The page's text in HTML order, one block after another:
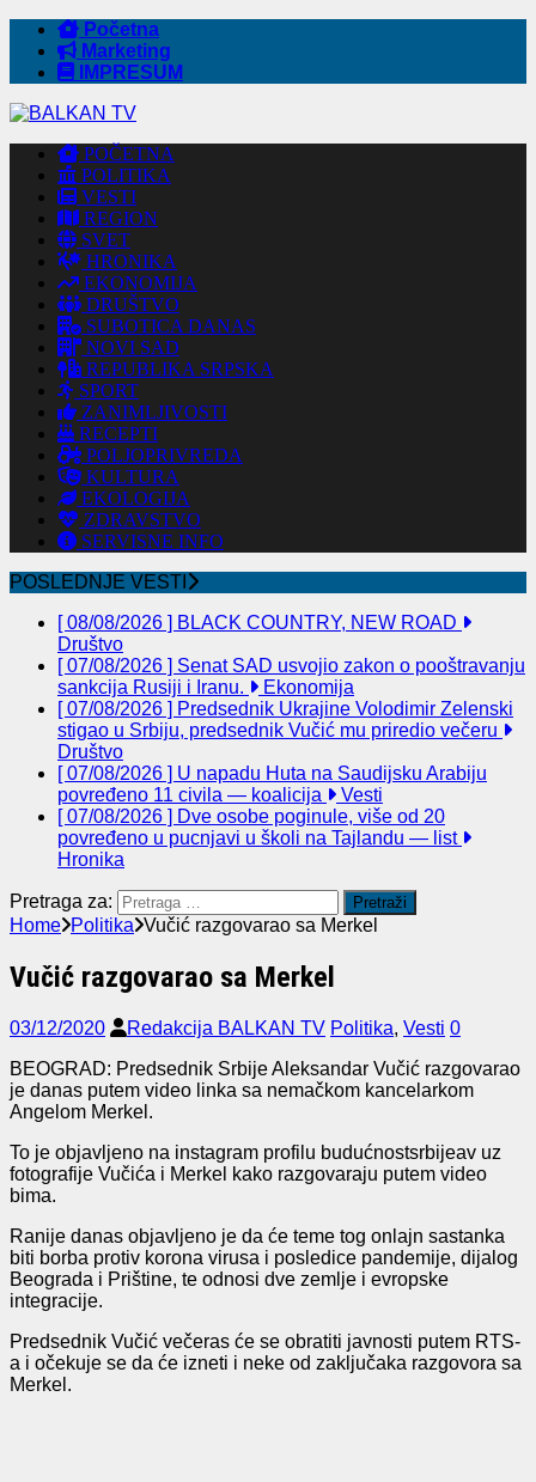
Početna
Marketing
IMPRESUM
POČETNA
POLITIKA
VESTI
REGION
SVET
HRONIKA
EKONOMIJA
DRUŠTVO
SUBOTICA DANAS
NOVI SAD
REPUBLIKA SRPSKA
SPORT
ZANIMLJIVOSTI
RECEPTI
POLJOPRIVREDA
KULTURA
EKOLOGIJA
ZDRAVSTVO
SERVISNE INFO
POSLEDNJE VESTI
[ 08/08/2026 ] BLACK COUNTRY, NEW ROAD
Društvo
[ 07/08/2026 ] Senat SAD usvojio zakon o pooštravanju
sankcija Rusiji i Iranu.
Ekonomija
[ 07/08/2026 ] Predsednik Ukrajine Volodimir Zelenski
stigao u Srbiju, predsednik Vučić mu priredio večeru
Društvo
[ 07/08/2026 ] U napadu Huta na Saudijsku Arabiju
povređeno 11 civila — koalicija
Vesti
[ 07/08/2026 ] Dve osobe poginule, više od 20
povređeno u pucnjavi u školi na Tajlandu — list
Hronika
Pretraga za:
Home Politika Vučić razgovarao sa Merkel
Vučić razgovarao sa Merkel
03/12/2020 Redakcija BALKAN TV Politika, Vesti 0
BEOGRAD: Predsednik Srbije Aleksandar Vučić razgovarao
je danas putem video linka sa nemačkom kancelarkom
Angelom Merkel.
To je objavljeno na instagram profilu budućnostsrbijeav uz
fotografije Vučića i Merkel kako razgovaraju putem video
bima.
Ranije danas objavljeno je da će teme tog onlajn sastanka
biti borba protiv korona virusa i posledice pandemije, dijalog
Beograda i Prištine, te odnosi dve zemlje i evropske
integracije.
Predsednik Vučić večeras će se obratiti javnosti putem RTS-
a i očekuje se da će izneti i neke od zaključaka razgovora sa
Merkel.